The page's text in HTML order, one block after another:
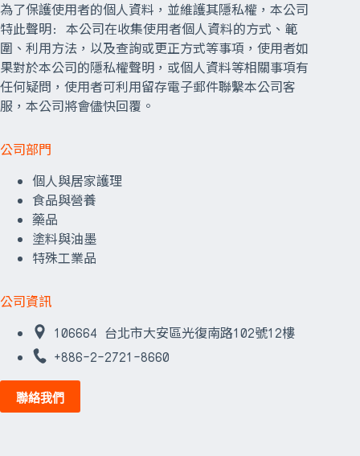
為了保護使用者的個人資料，並維護其隱私權，本公司
特此聲明: 本公司在收集使用者個人資料的方式、範
圍、利用方法，以及查詢或更正方式等事項，使用者如
果對於本公司的隱私權聲明，或個人資料等相關事項有
任何疑問，使用者可利用留存電子郵件聯繫本公司客
服，本公司將會儘快回覆。
公司部門
個人與居家護理
食品與營養
藥品
塗料與油墨
特殊工業品
公司資訊
106664 台北市大安區光復南路102號12樓
+886-2-2721-8660
聯絡我們